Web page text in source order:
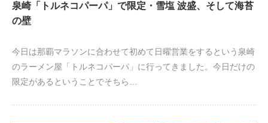
泉崎「トルネコパーパ」で限定・雪塩 波盛、そして海苔
の壁
今日は那覇マラソンに合わせて初めて日曜営業をするという泉崎
のラーメン屋「トルネコパーパ」に行ってきました。今日だけの
限定があるということでそちら…